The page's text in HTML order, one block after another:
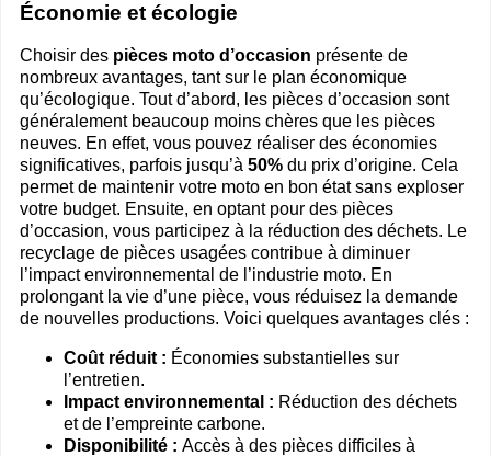
Économie et écologie
Choisir des pièces moto d’occasion présente de
nombreux avantages, tant sur le plan économique
qu’écologique. Tout d’abord, les pièces d’occasion sont
généralement beaucoup moins chères que les pièces
neuves. En effet, vous pouvez réaliser des économies
significatives, parfois jusqu’à 50% du prix d’origine. Cela
permet de maintenir votre moto en bon état sans exploser
votre budget. Ensuite, en optant pour des pièces
d’occasion, vous participez à la réduction des déchets. Le
recyclage de pièces usagées contribue à diminuer
l’impact environnemental de l’industrie moto. En
prolongant la vie d’une pièce, vous réduisez la demande
de nouvelles productions. Voici quelques avantages clés :
Coût réduit : Économies substantielles sur
l’entretien.
Impact environnemental : Réduction des déchets
et de l’empreinte carbone.
Disponibilité : Accès à des pièces difficiles à